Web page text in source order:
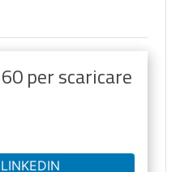
per scaricare